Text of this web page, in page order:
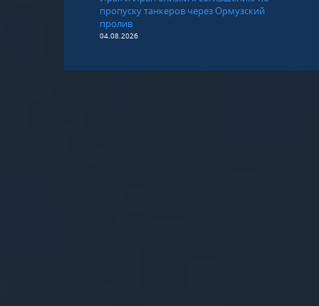
пропуску танкеров через Ормузский
пролив
04.08.2026